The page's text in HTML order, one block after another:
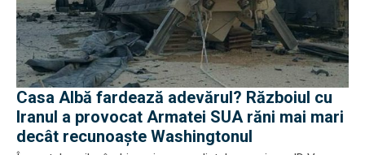
Casa Albă fardează adevărul? Războiul cu
Iranul a provocat Armatei SUA răni mai mari
decât recunoaște Washingtonul